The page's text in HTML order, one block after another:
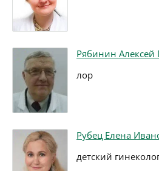
Рябинин Алексей
лор
Рубец Елена
детский